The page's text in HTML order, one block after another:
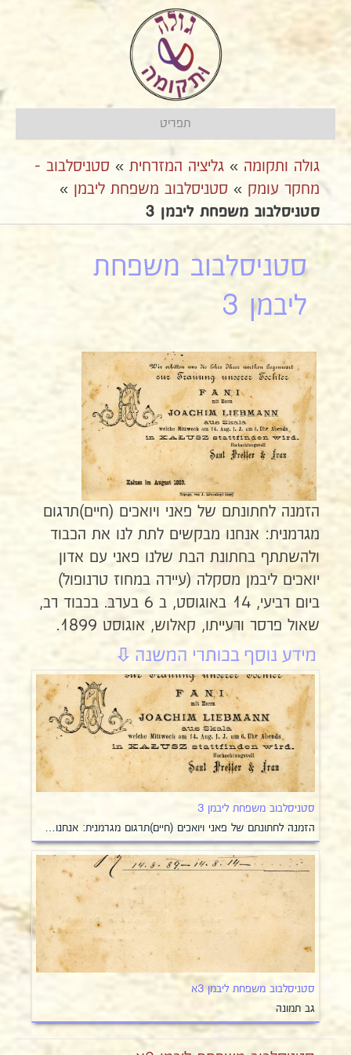
תפריט
גולה ותקומה » גליציה המזרחית » סטניסלבוב -
מחקר עומק » סטניסלבוב משפחת ליבמן »
סטניסלבוב משפחת ליבמן 3
סטניסלבוב משפחת
ליבמן 3
הזמנה לחתונתם של פאני ויואכים (חיים)תרגום
מגרמנית: אנחנו מבקשים לתת לנו את הכבוד
ולהשתתף בחתונת הבת שלנו פאני עם אדון
יואכים ליבמן מסקלה (עיירה במחוז טרנופול)
ביום רביעי, 14 באוגוסט, ב 6 בערב. בכבוד רב,
שאול פרסר ורעייתו, קאלוש, אוגוסט 1899.
סטניסלבוב משפחת ליבמן 3
הזמנה לחתונתם של פאני ויואכים (חיים)תרגום מגרמנית: אנחנו…
סטניסלבוב משפחת ליבמן 3א
גב תמונה